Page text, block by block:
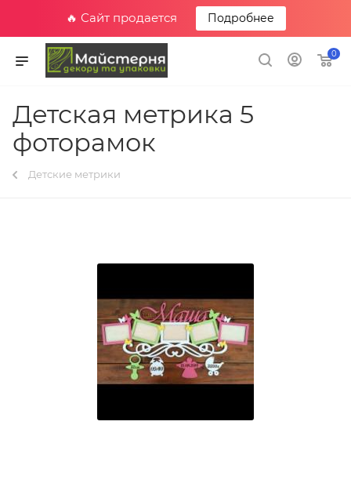
🔥 Сайт продается Подробнее
0
Детская метрика 5
фоторамок
Детские метрики